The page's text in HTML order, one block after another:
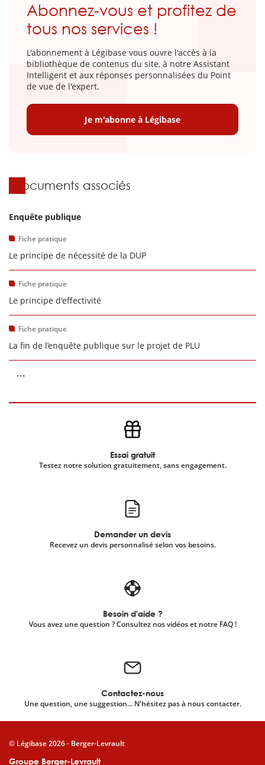
Abonnez-vous et profitez de
tous nos services !
L'abonnement à Légibase vous ouvre l'accès à la
bibliothèque de contenus du site, à notre Assistant
Intelligent et aux réponses personnalisées du Point
de vue de l'expert.
Je m'abonne à Légibase
Documents associés
Enquête publique
Fiche pratique
Le principe de nécessité de la DUP
Fiche pratique
Le principe d'effectivité
Fiche pratique
La fin de l’enquête publique sur le projet de PLU
...
Essai gratuit
Testez notre solution gratuitement, sans engagement.
Demander un devis
Recevez un devis personnalisé selon vos besoins.
Besoin d'aide ?
Vous avez une question ? Consultez nos vidéos et notre FAQ !
Contactez-nous
Une question, une suggestion... N'hésitez pas à nous contacter.
Groupe Berger-Levrault
© Légibase 2026 - Berger-Levrault